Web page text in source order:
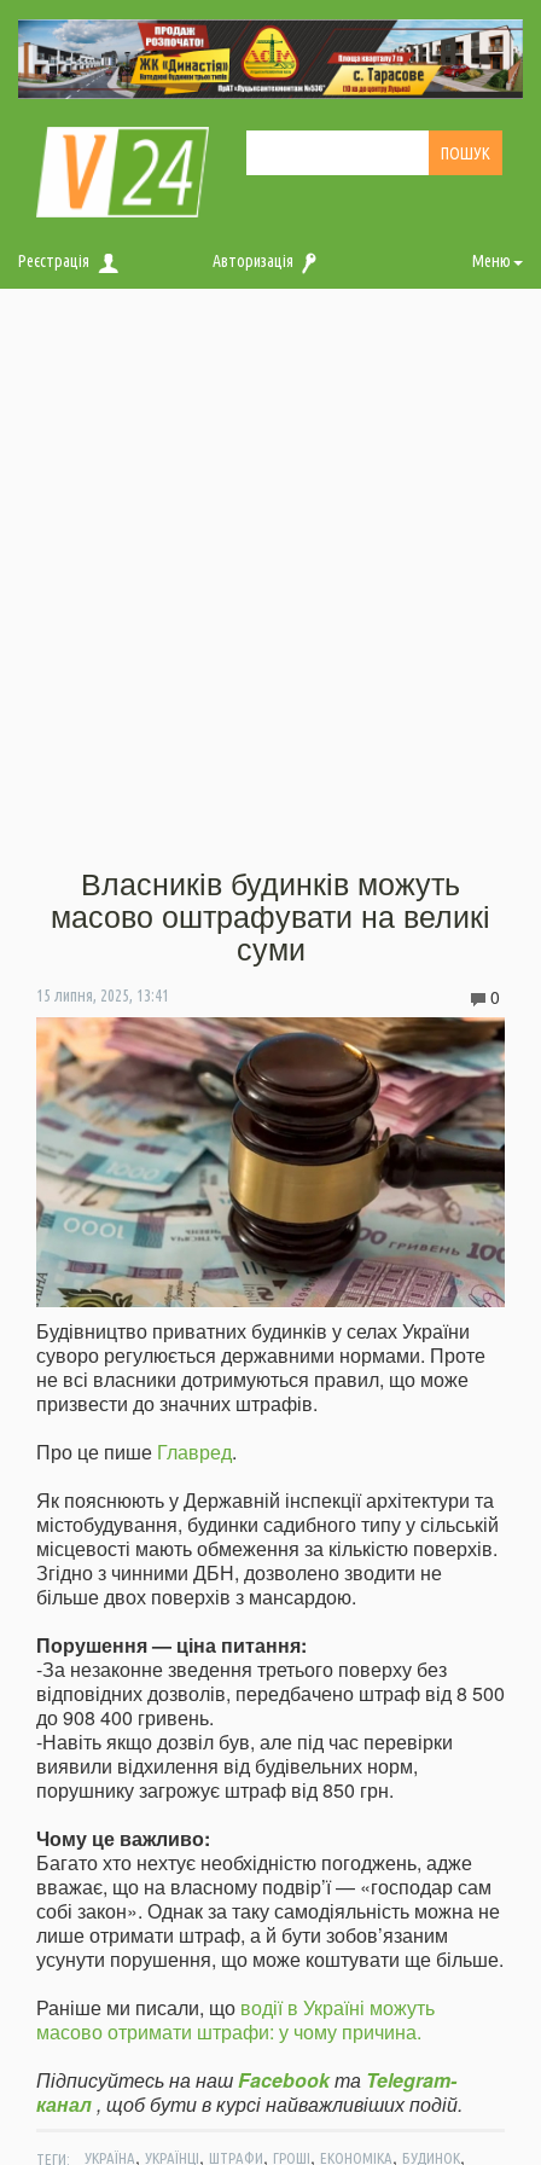
Реєстрація Авторизація Меню
Власників будинків можуть
масово оштрафувати на великі
суми
15 липня, 2025, 13:41 0
Будівництво приватних будинків у селах України
суворо регулюється державними нормами. Проте
не всі власники дотримуються правил, що може
призвести до значних штрафів.
Про це пише Главред.
Як пояснюють у Державній інспекції архітектури та
містобудування, будинки садибного типу у сільській
місцевості мають обмеження за кількістю поверхів.
Згідно з чинними ДБН, дозволено зводити не
більше двох поверхів з мансардою.
Порушення — ціна питання:
-За незаконне зведення третього поверху без
відповідних дозволів, передбачено штраф від 8 500
до 908 400 гривень.
-Навіть якщо дозвіл був, але під час перевірки
виявили відхилення від будівельних норм,
порушнику загрожує штраф від 850 грн.
Чому це важливо:
Багато хто нехтує необхідністю погоджень, адже
вважає, що на власному подвір’ї — «господар сам
собі закон». Однак за таку самодіяльність можна не
лише отримати штраф, а й бути зобов’язаним
усунути порушення, що може коштувати ще більше.
Раніше ми писали, що водії в Україні можуть
масово отримати штрафи: у чому причина.
Підписуйтесь на нашFacebookта Telegram-
канал, щоб бути в курсі найважливіших подій.
ТЕГИ: УКРАЇНА, УКРАЇНЦІ, ШТРАФИ, ГРОШІ, ЕКОНОМІКА, БУДИНОК,